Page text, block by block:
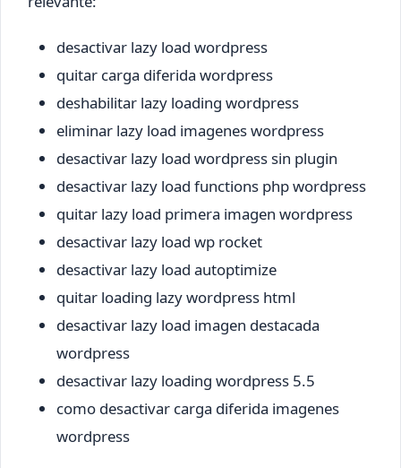
desactivar lazy load wordpress
quitar carga diferida wordpress
deshabilitar lazy loading wordpress
eliminar lazy load imagenes wordpress
desactivar lazy load wordpress sin plugin
desactivar lazy load functions php wordpress
quitar lazy load primera imagen wordpress
desactivar lazy load wp rocket
desactivar lazy load autoptimize
quitar loading lazy wordpress html
desactivar lazy load imagen destacada
wordpress
desactivar lazy loading wordpress 5.5
como desactivar carga diferida imagenes
wordpress